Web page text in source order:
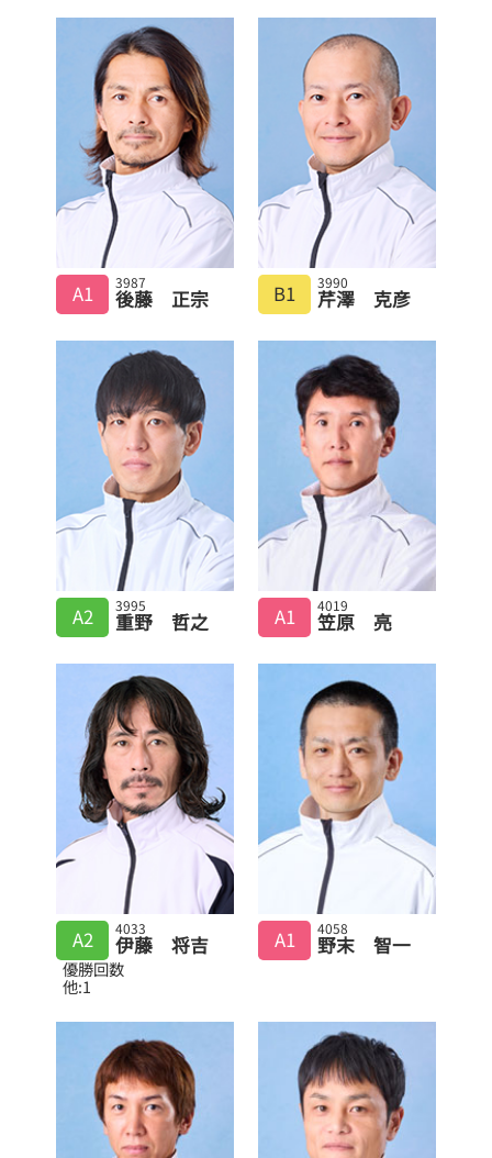
A1 3987
後藤 正宗 B1 3990
芹澤 克彦
A2 3995
重野 哲之 A1 4019
笠原 亮
A2 4033
伊藤 将吉
優勝回数
他:1
A1 4058
野末 智一